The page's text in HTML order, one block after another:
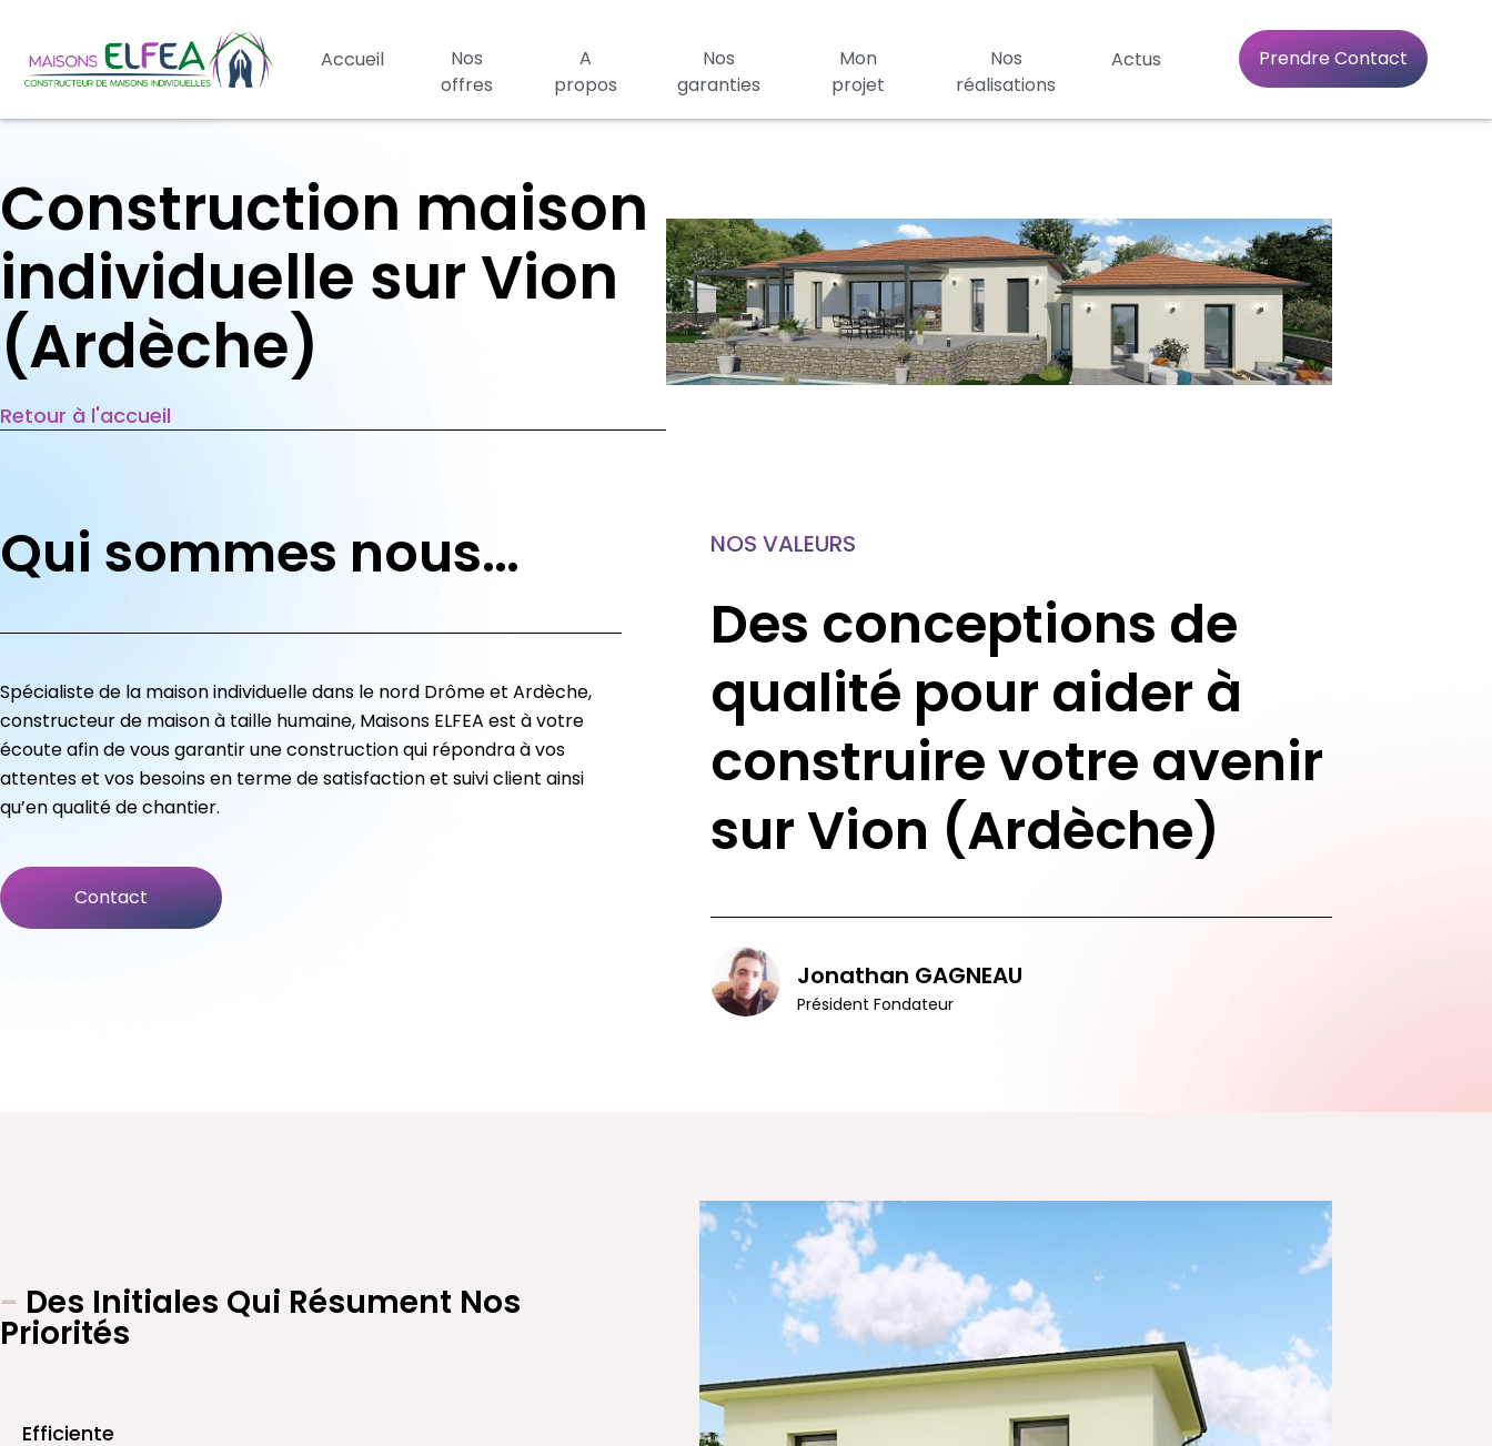
Accueil
Nos
offres
A
propos
Nos
garanties
Mon
projet
Nos
réalisations
Actus Prendre Contact
Construction maison
individuelle sur Vion
(Ardèche)
Retour à l'accueil
Qui sommes nous…
Spécialiste de la maison individuelle dans le nord Drôme et Ardèche,
constructeur de maison à taille humaine, Maisons ELFEA est à votre
écoute afin de vous garantir une construction qui répondra à vos
attentes et vos besoins en terme de satisfaction et suivi client ainsi
qu’en qualité de chantier.
Contact
NOS VALEURS
Des conceptions de
qualité pour aider à
construire votre avenir
sur Vion (Ardèche)
Jonathan GAGNEAU
Président Fondateur
- Des Initiales Qui Résument Nos
Priorités
Efficiente